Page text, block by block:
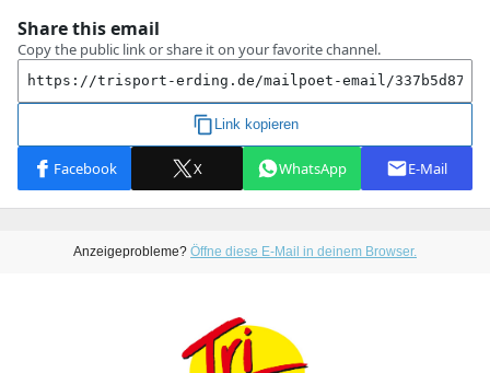
Anzeigeprobleme? Öffne diese E-Mail in deinem Browser.